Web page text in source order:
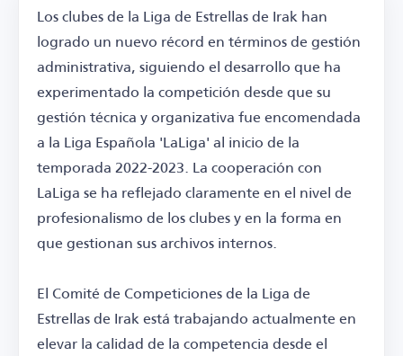
Los clubes de la Liga de Estrellas de Irak han
logrado un nuevo récord en términos de gestión
administrativa, siguiendo el desarrollo que ha
experimentado la competición desde que su
gestión técnica y organizativa fue encomendada
a la Liga Española 'LaLiga' al inicio de la
temporada 2022-2023. La cooperación con
LaLiga se ha reflejado claramente en el nivel de
profesionalismo de los clubes y en la forma en
que gestionan sus archivos internos.
El Comité de Competiciones de la Liga de
Estrellas de Irak está trabajando actualmente en
elevar la calidad de la competencia desde el